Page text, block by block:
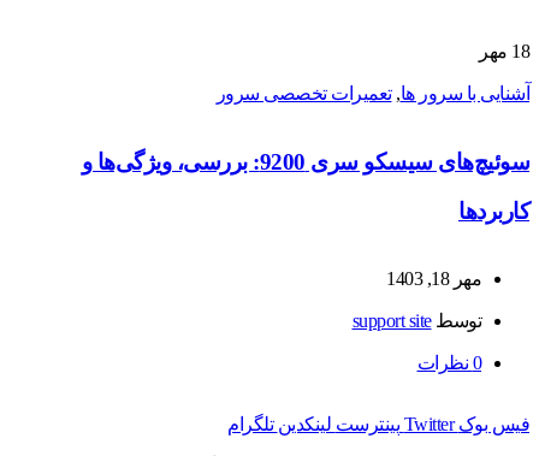
18 مهر
آشنایی با سرور ها,تعمیرات تخصصی سرور
سوئیچ‌های سیسکو سری 9200: بررسی، ویژگی‌ها و
کاربردها
مهر 18, 1403
توسطsupport site
0 نظرات
فیس بوک Twitter پینترست لینکدین تلگرام